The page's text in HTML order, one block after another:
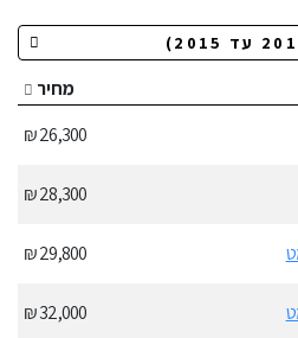
מחיר
26,300 ₪
28,300 ₪
29,800 ₪
32,000 ₪